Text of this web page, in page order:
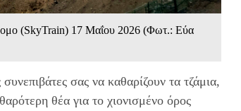
(SkyTrain) 17 Mαΐου 2026 (Φωτ.: Εύα
σας να καθαρίζουν τα τζάμια,
θέα για το χιονισμένο όρος